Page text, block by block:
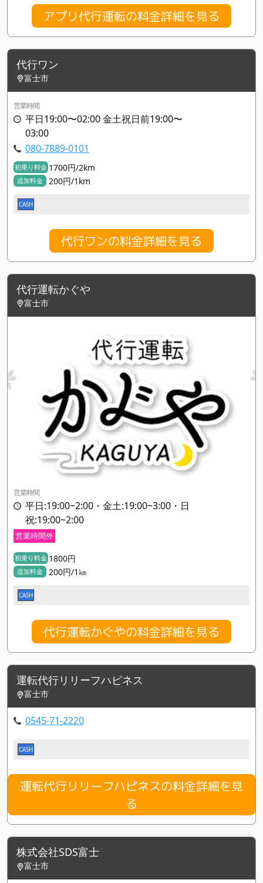
アプリ代行運転の料金詳細を見る
代行ワン
富士市
営業時間
平日19:00〜02:00 金土祝日前19:00〜
03:00
080-7889-0101
初乗り料金 1700円/2km
追加料金 200円/1km
CASH
代行ワンの料金詳細を見る
代行運転かぐや
富士市
営業時間
平日:19:00~2:00・金土:19:00~3:00・日
祝:19:00~2:00
営業時間外
初乗り料金 1800円
追加料金 200円/1㎞
CASH
代行運転かぐやの料金詳細を見る
運転代行リリーフハピネス
富士市
0545-71-2220
CASH
運転代行リリーフハピネスの料金詳細を見
る
株式会社SDS富士
富士市